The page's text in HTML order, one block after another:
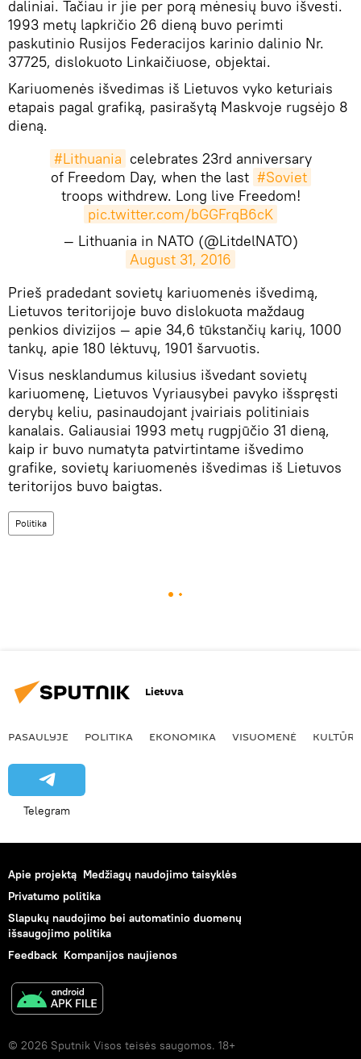
daliniai. Tačiau ir jie per porą mėnesių buvo išvesti.
1993 metų lapkričio 26 dieną buvo perimti
paskutinio Rusijos Federacijos karinio dalinio Nr.
37725, dislokuoto Linkaičiuose, objektai.
Kariuomenės išvedimas iš Lietuvos vyko keturiais
etapais pagal grafiką, pasirašytą Maskvoje rugsėjo 8
dieną.
#Lithuania celebrates 23rd anniversary
of Freedom Day, when the last #Soviet
troops withdrew. Long live Freedom!
pic.twitter.com/bGGFrqB6cK
— Lithuania in NATO (@LitdelNATO)
August 31, 2016
Prieš pradedant sovietų kariuomenės išvedimą,
Lietuvos teritorijoje buvo dislokuota maždaug
penkios divizijos — apie 34,6 tūkstančių karių, 1000
tankų, apie 180 lėktuvų, 1901 šarvuotis.
Visus nesklandumus kilusius išvedant sovietų
kariuomenę, Lietuvos Vyriausybei pavyko išspręsti
derybų keliu, pasinaudojant įvairiais politiniais
kanalais. Galiausiai 1993 metų rugpjūčio 31 dieną,
kaip ir buvo numatyta patvirtintame išvedimo
grafike, sovietų kariuomenės išvedimas iš Lietuvos
teritorijos buvo baigtas.
Politika
Lietuva
PASAULYJE POLITIKA EKONOMIKA VISUOMENĖ KULTŪRA
Telegram
Apie projektą Medžiagų naudojimo taisyklės
Privatumo politika
Slapukų naudojimo bei automatinio duomenų
išsaugojimo politika
Feedback Kompanijos naujienos
© 2026 Sputnik Visos teisės saugomos. 18+